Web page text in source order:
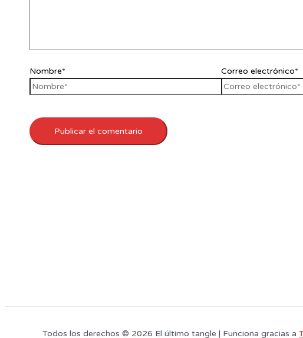
Nombre* Correo electrónico*
Todos los derechos © 2026 El último tangle | Funciona gracias a